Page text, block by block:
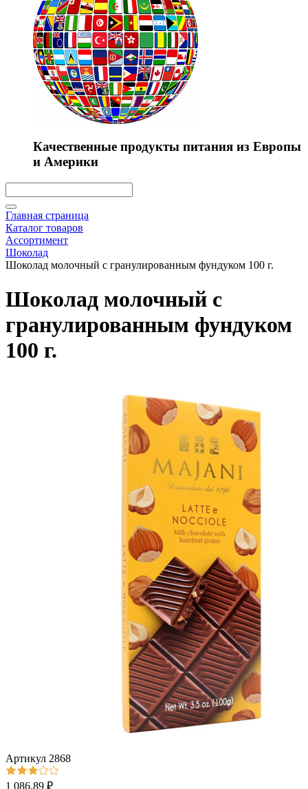
Качественные продукты питания из Европы
и Америки
Главная страница
Каталог товаров
Ассортимент
Шоколад
Шоколад молочный с гранулированным фундуком 100 г.
Шоколад молочный с
гранулированным фундуком
100 г.
Артикул 2868
1 086.89 ₽